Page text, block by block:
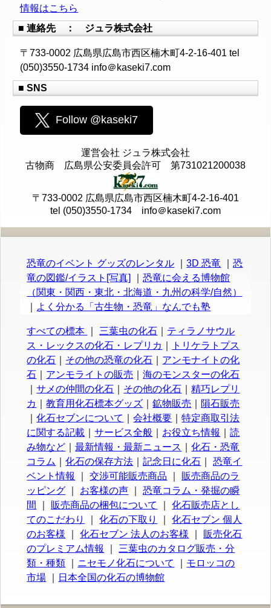
情報はこちら
■ 連絡先 ： ジュラ株式会社
〒733-0002 広島県広島市西区楠木町4-2-16-401 tel
(050)3550-1734 info＠kaseki7.com
■ SNS
Follow @kaseki7
運営会社 ジュラ株式会社
古物商 広島県公安委員会許可 第731021200038
〒733-0002 広島県広島市西区楠木町4-2-16-401
tel (050)3550-1734 info＠kaseki7.com
恐竜のイベント グッズのレンタル ｜3D 恐竜 ｜恐
竜の図鑑/イラスト[写真]
｜恐竜に会える博物館
（関東・関西・東北・北海道・九州の科学/自然）
よく分かる「古生物・恐竜」なんでも塾
すべての標本 三葉虫の化石
ティラノサウル
ス・レックスの化石・レプリカ
トリケラトプス
の化石
その他の恐竜の化石
アンモナイトの化
石
アンモライトの販売 ｜海のモンスターの化石
｜サメの仲間の化石 その他の化石 ｜精巧レプリ
カ
｜教育用化石標本グッズ ｜鉱物販売
隕石販売
｜化石セブンについて ｜会社概要 ｜特定商取引法
に関する記載 ｜サービス全般 お役立ち情報 ｜読
み物など ｜最新情報・最新ニュース ｜化石・恐竜
コラム
｜化石の保存方法 ｜記念日に化石 ｜恐竜イ
ベント情報
｜交渉可能販売商品
販売商品のラ
ッピング
お客様の声 ｜恐竜コラム・発掘の瞬
間
販売商品の梱包について ｜化石販売店とし
てのこだわり
｜化石の下取り ｜化石セブン 個人
のお客様 ｜化石セブン 法人のお客様
販売化石
のプレミアム情報
三葉虫のカタログ販売・分
類・種類
ニセモノ化石について
モロッコの
市場
日本全国の化石の博物館